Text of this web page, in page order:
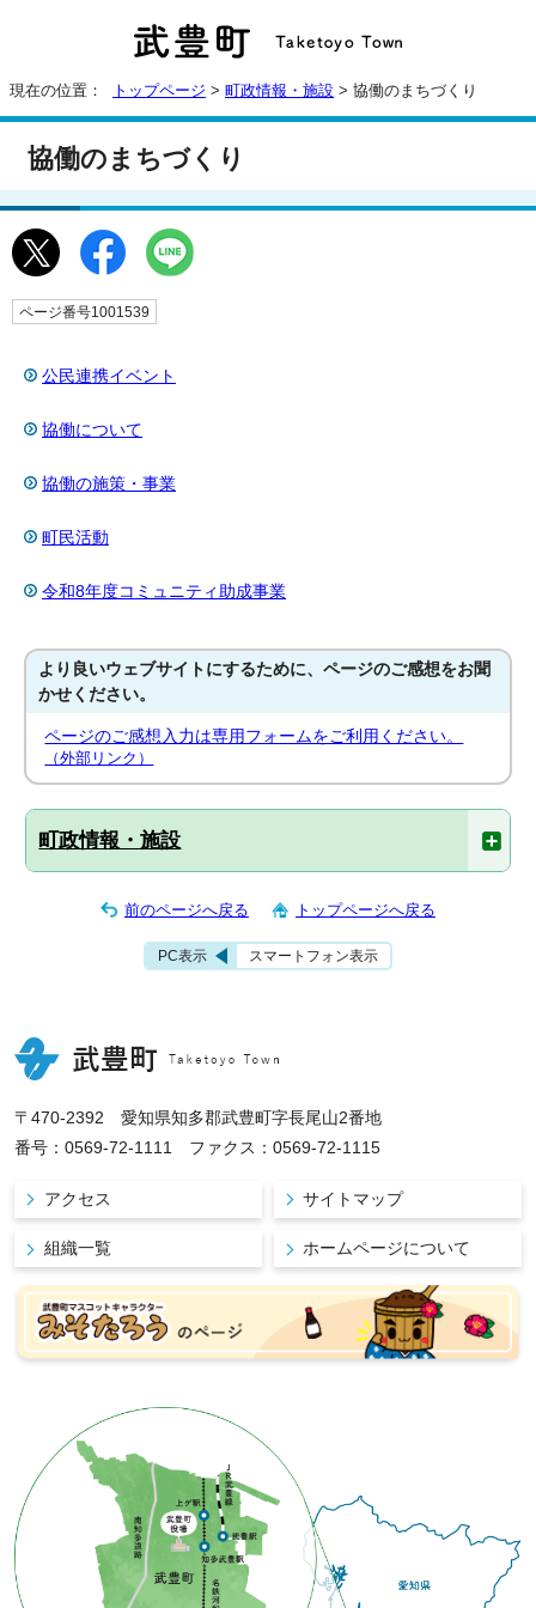
現在の位置： トップページ > 町政情報・施設 > 協働のまちづくり
協働のまちづくり
ページ番号1001539
公民連携イベント
協働について
協働の施策・事業
町民活動
令和8年度コミュニティ助成事業
より良いウェブサイトにするために、ページのご感想をお聞
かせください。
ページのご感想入力は専用フォームをご利用ください。
（外部リンク）
町政情報・施設
前のページへ戻る トップページへ戻る
PC表示 スマートフォン表示
〒470-2392 愛知県知多郡武豊町字長尾山2番地
番号：0569-72-1111 ファクス：0569-72-1115
アクセス サイトマップ
組織一覧 ホームページについて